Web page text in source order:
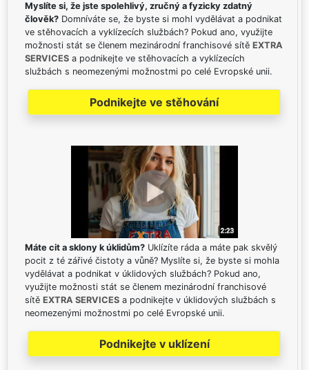
Myslíte si, že jste spolehlivý, zručný a fyzicky zdatný
člověk? Domníváte se, že byste si mohl vydělávat a podnikat
ve stěhovacích a vyklízecích službách? Pokud ano, využijte
možnosti stát se členem mezinárodní franchisové sítě EXTRA
SERVICES a podnikejte ve stěhovacích a vyklízecích
službách s neomezenými možnostmi po celé Evropské unii.
Podnikejte ve stěhování
Máte cit a sklony k úklidům? Uklízíte ráda a máte pak skvělý
pocit z té zářivé čistoty a vůně? Myslíte si, že byste si mohla
vydělávat a podnikat v úklidových službách? Pokud ano,
využijte možnosti stát se členem mezinárodní franchisové
sítě EXTRA SERVICES a podnikejte v úklidových službách s
neomezenými možnostmi po celé Evropské unii.
Podnikejte v uklízení